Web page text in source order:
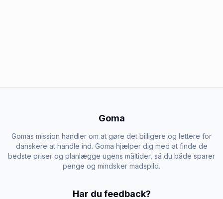
Goma
Gomas mission handler om at gøre det billigere og lettere for
danskere at handle ind. Goma hjælper dig med at finde de
bedste priser og planlægge ugens måltider, så du både sparer
penge og mindsker madspild.
Har du feedback?